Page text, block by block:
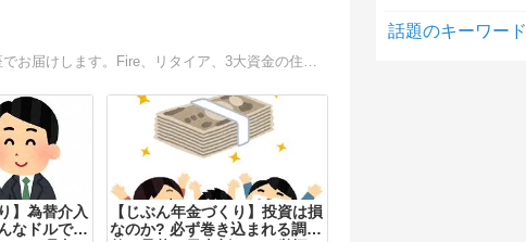
】為替介入
なドルでも
【じぶん年金づくり】投資は損
なのか? 必ず巻き込まれる調
話題のキーワード